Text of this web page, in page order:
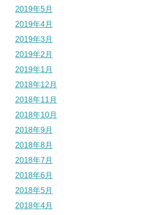
2019年5月
2019年4月
2019年3月
2019年2月
2019年1月
2018年12月
2018年11月
2018年10月
2018年9月
2018年8月
2018年7月
2018年6月
2018年5月
2018年4月